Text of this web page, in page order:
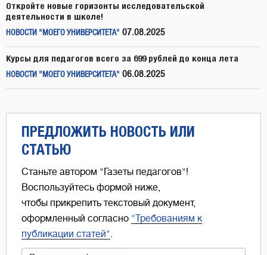
Откройте новые горизонты исследовательской
деятельности в школе!
НОВОСТИ "МОЕГО УНИВЕРСИТЕТА" 07.08.2025
Курсы для педагогов всего за 699 рублей до конца лета
НОВОСТИ "МОЕГО УНИВЕРСИТЕТА" 06.08.2025
ПРЕДЛОЖИТЬ НОВОСТЬ ИЛИ
СТАТЬЮ
Станьте автором "Газеты педагогов"!
Воспользуйтесь формой ниже,
чтобы прикрепить текстовый документ,
оформленный согласно "Требованиям к
публикации статей".